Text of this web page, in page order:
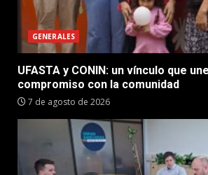
GENERALES
UFASTA y CONIN: un vínculo que
compromiso con la comunidad
7 de agosto de 2026